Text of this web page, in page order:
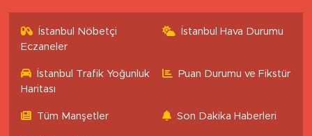
İstanbul Nöbetçi
Eczaneler
İstanbul Hava Durumu
İstanbul Trafik Yoğunluk
Haritası
Puan Durumu ve Fikstür
Tüm Manşetler Son Dakika Haberleri